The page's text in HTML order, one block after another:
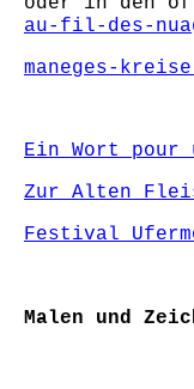
au-fil-des-
maneges-
Ein Wort pour
Zur Alten
Festival
Malen und